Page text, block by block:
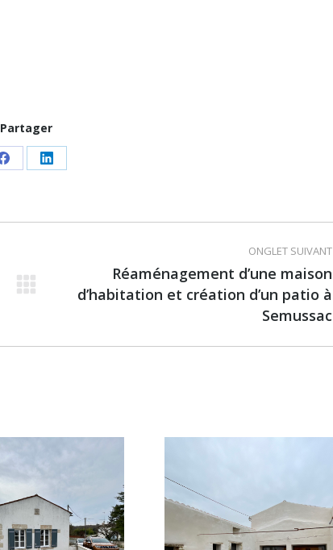
Partager
Share
Facebook
Share
LinkedIn
ONGLET SUIVANT
Projets
Réaménagement d’une maison
d’habitation et création d’un patio à
Semussac